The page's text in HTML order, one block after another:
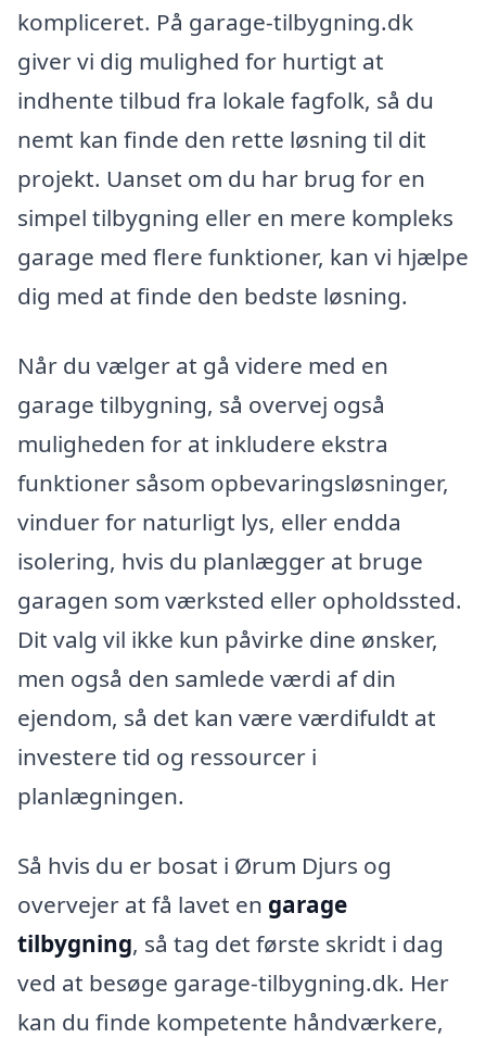
kompliceret. På garage-tilbygning.dk
giver vi dig mulighed for hurtigt at
indhente tilbud fra lokale fagfolk, så du
nemt kan finde den rette løsning til dit
projekt. Uanset om du har brug for en
simpel tilbygning eller en mere kompleks
garage med flere funktioner, kan vi hjælpe
dig med at finde den bedste løsning.
Når du vælger at gå videre med en
garage tilbygning, så overvej også
muligheden for at inkludere ekstra
funktioner såsom opbevaringsløsninger,
vinduer for naturligt lys, eller endda
isolering, hvis du planlægger at bruge
garagen som værksted eller opholdssted.
Dit valg vil ikke kun påvirke dine ønsker,
men også den samlede værdi af din
ejendom, så det kan være værdifuldt at
investere tid og ressourcer i
planlægningen.
Så hvis du er bosat i Ørum Djurs og
overvejer at få lavet en garage
tilbygning, så tag det første skridt i dag
ved at besøge garage-tilbygning.dk. Her
kan du finde kompetente håndværkere,